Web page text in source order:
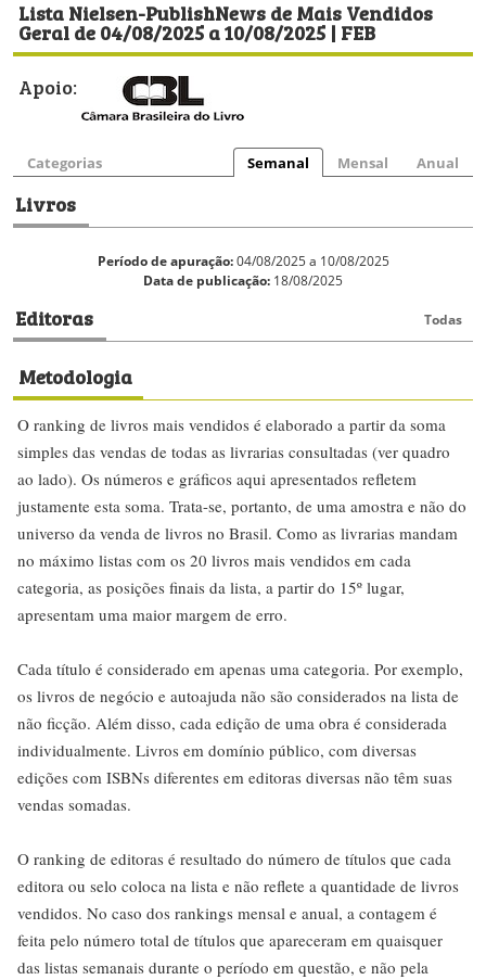
Lista Nielsen-PublishNews de Mais Vendidos
Geral de 04/08/2025 a 10/08/2025 | FEB
Apoio:
Categorias Semanal Mensal Anual
Livros
Período de apuração:04/08/2025 a 10/08/2025
Data de publicação: 18/08/2025
Editoras Todas
Metodologia
O ranking de livros mais vendidos é elaborado a partir da soma
simples das vendas de todas as livrarias consultadas (ver quadro
ao lado). Os números e gráficos aqui apresentados refletem
justamente esta soma. Trata-se, portanto, de uma amostra e não do
universo da venda de livros no Brasil. Como as livrarias mandam
no máximo listas com os 20 livros mais vendidos em cada
categoria, as posições finais da lista, a partir do 15º lugar,
apresentam uma maior margem de erro.
Cada título é considerado em apenas uma categoria. Por exemplo,
os livros de negócio e autoajuda não são considerados na lista de
não ficção. Além disso, cada edição de uma obra é considerada
individualmente. Livros em domínio público, com diversas
edições com ISBNs diferentes em editoras diversas não têm suas
vendas somadas.
O ranking de editoras é resultado do número de títulos que cada
editora ou selo coloca na lista e não reflete a quantidade de livros
vendidos. No caso dos rankings mensal e anual, a contagem é
feita pelo número total de títulos que apareceram em quaisquer
das listas semanais durante o período em questão, e não pela